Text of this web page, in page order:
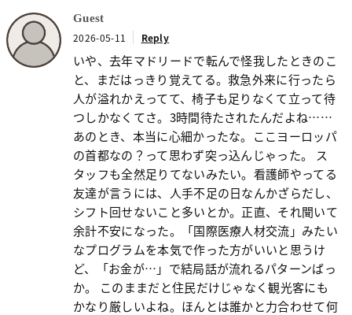
Guest
2026-05-11 Reply
いや、去年マドリードで転んで怪我したときのこ
と、まだはっきり覚えてる。救急外来に行ったら
人が溢れかえってて、椅子も足りなくて立って待
つしかなくてさ。3時間待たされたんだよね……
あのとき、本当に心細かったな。ここヨーロッパ
の首都なの？って思わず突っ込んじゃった。 ス
タッフも全然足りてないみたい。看護師やってる
友達が言うには、人手不足の日なんかざらだし、
シフト回せないこと多いとか。正直、それ聞いて
余計不安になった。「国際医療人材交流」みたい
なプログラムを本気で作った方がいいと思うけ
ど、「お金が…」で結局話が流れるパターンばっ
か。 このままだと住民だけじゃなく観光客にも
かなり厳しいよね。ほんとは誰かと力合わせて何